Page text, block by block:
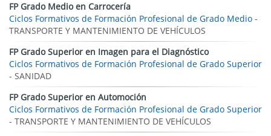
FP Grado Medio en Carrocería
Ciclos Formativos de Formación Profesional de Grado Medio -
TRANSPORTE Y MANTENIMIENTO DE VEHÍCULOS
FP Grado Superior en Imagen para el Diagnóstico
Ciclos Formativos de Formación Profesional de Grado Superior
- SANIDAD
FP Grado Superior en Automoción
Ciclos Formativos de Formación Profesional de Grado Superior
- TRANSPORTE Y MANTENIMIENTO DE VEHÍCULOS